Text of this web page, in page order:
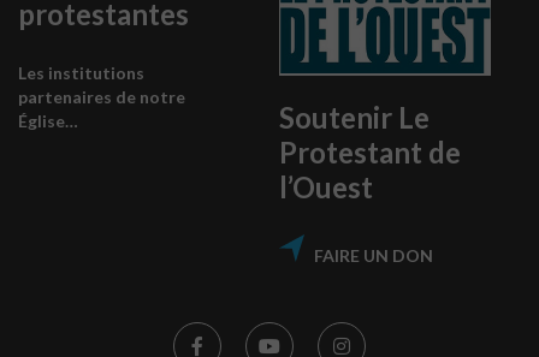
protestantes
Les institutions
partenaires de notre
Église…
Soutenir Le
Protestant de
l’Ouest
FAIRE UN DON